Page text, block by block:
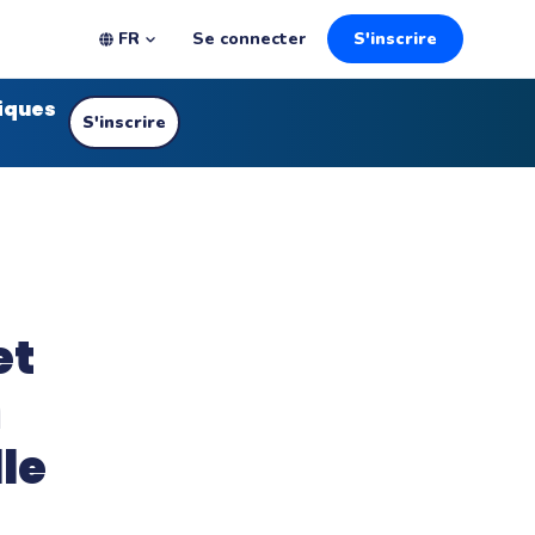
FR Se connecter S'inscrire
S'inscrire